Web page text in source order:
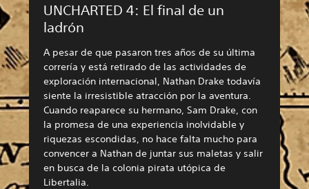
UNCHARTED 4: El final de un
ladrón
A pesar de que pasaron tres años de su última
correría y está retirado de las actividades de
exploración internacional, Nathan Drake todavía
siente la irresistible atracción por la aventura.
Cuando reaparece su hermano, Sam Drake, con
la promesa de una experiencia inolvidable y
riquezas escondidas, no hace falta mucho para
convencer a Nathan de juntar sus maletas y salir
en busca de la colonia pirata utópica de
Libertalia.